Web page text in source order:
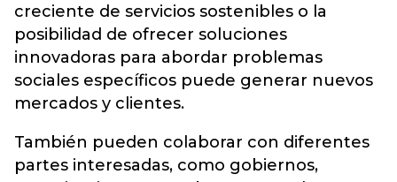
creciente de servicios sostenibles o la
posibilidad de ofrecer soluciones
innovadoras para abordar problemas
sociales específicos puede generar nuevos
mercados y clientes.
También pueden colaborar con diferentes
partes interesadas, como gobiernos,